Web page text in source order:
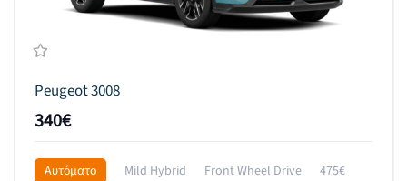
Peugeot 3008
340€
Αυτόματο Mild Hybrid Front Wheel Drive 475€